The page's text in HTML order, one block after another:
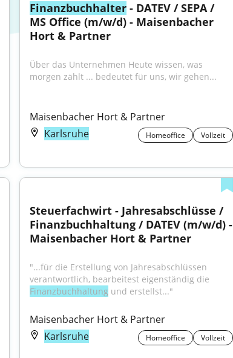
Finanzbuchhalter - DATEV / SEPA /
MS Office (m/w/d) - Maisenbacher
Hort & Partner
Über das Unternehmen Heute wissen, was
morgen zählt ... bedeutet für uns, wir gehen...
Maisenbacher Hort & Partner
Karlsruhe
Homeoffice Vollzeit
Steuerfachwirt - Jahresabschlüsse /
Finanzbuchhaltung / DATEV (m/w/d) -
Maisenbacher Hort & Partner
"...für die Erstellung von Jahresabschlüssen
Finanzbuchhaltung und erstellst..."
Maisenbacher Hort & Partner
Karlsruhe
Homeoffice Vollzeit